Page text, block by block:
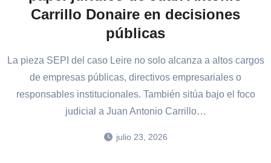
Carrillo Donaire en decisiones
públicas
La pieza SEPI del caso Leire no solo alcanza a altos cargos
de empresas públicas, directivos empresariales o
responsables institucionales. También sitúa bajo el foco
judicial a Juan Antonio Carrillo…
julio 23, 2026